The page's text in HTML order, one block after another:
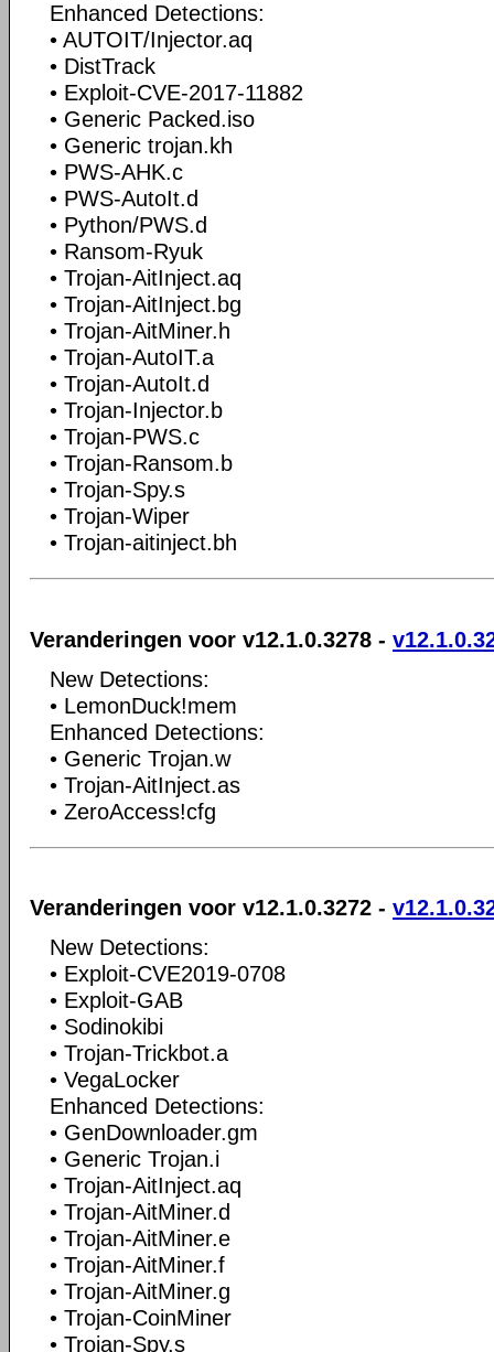
Enhanced Detections:
• AUTOIT/Injector.aq
• DistTrack
• Exploit-CVE-2017-11882
• Generic Packed.iso
• Generic trojan.kh
• PWS-AHK.c
• PWS-AutoIt.d
• Python/PWS.d
• Ransom-Ryuk
• Trojan-AitInject.aq
• Trojan-AitInject.bg
• Trojan-AitMiner.h
• Trojan-AutoIT.a
• Trojan-AutoIt.d
• Trojan-Injector.b
• Trojan-PWS.c
• Trojan-Ransom.b
• Trojan-Spy.s
• Trojan-Wiper
• Trojan-aitinject.bh
Veranderingen voor v12.1.0.3278 -
New Detections:
• LemonDuck!mem
Enhanced Detections:
• Generic Trojan.w
• Trojan-AitInject.as
• ZeroAccess!cfg
Veranderingen voor v12.1.0.3272 -
New Detections:
• Exploit-CVE2019-0708
• Exploit-GAB
• Sodinokibi
• Trojan-Trickbot.a
• VegaLocker
Enhanced Detections:
• GenDownloader.gm
• Generic Trojan.i
• Trojan-AitInject.aq
• Trojan-AitMiner.d
• Trojan-AitMiner.e
• Trojan-AitMiner.f
• Trojan-AitMiner.g
• Trojan-CoinMiner
• Trojan-Spy.s